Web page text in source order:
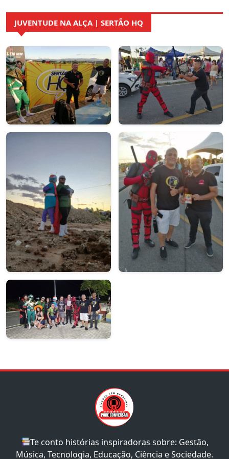
JUVENTUDE NA ALÇA | SERTÃO HQ
Te conto histórias inspiradoras sobre: Gestão,
Música, Tecnologia, Educação, Ciência e Sociedade.